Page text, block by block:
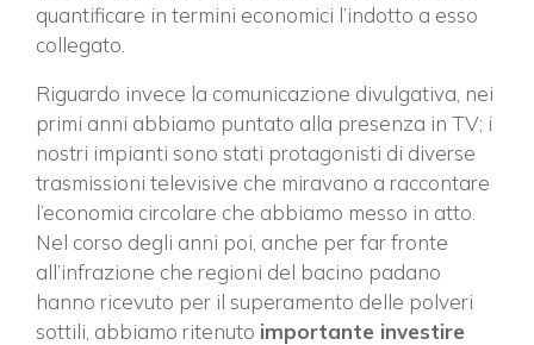
quantificare in termini economici l’indotto a esso
collegato.
Riguardo invece la comunicazione divulgativa, nei
primi anni abbiamo puntato alla presenza in TV; i
nostri impianti sono stati protagonisti di diverse
trasmissioni televisive che miravano a raccontare
l’economia circolare che abbiamo messo in atto.
Nel corso degli anni poi, anche per far fronte
all’infrazione che regioni del bacino padano
hanno ricevuto per il superamento delle polveri
sottili, abbiamo ritenuto importante investire